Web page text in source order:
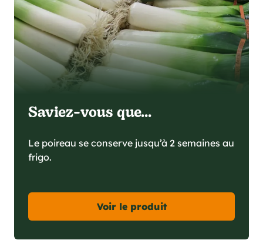
Saviez-vous que...
Le poireau se conserve jusqu’à 2 semaines au
frigo.
Voir le produit